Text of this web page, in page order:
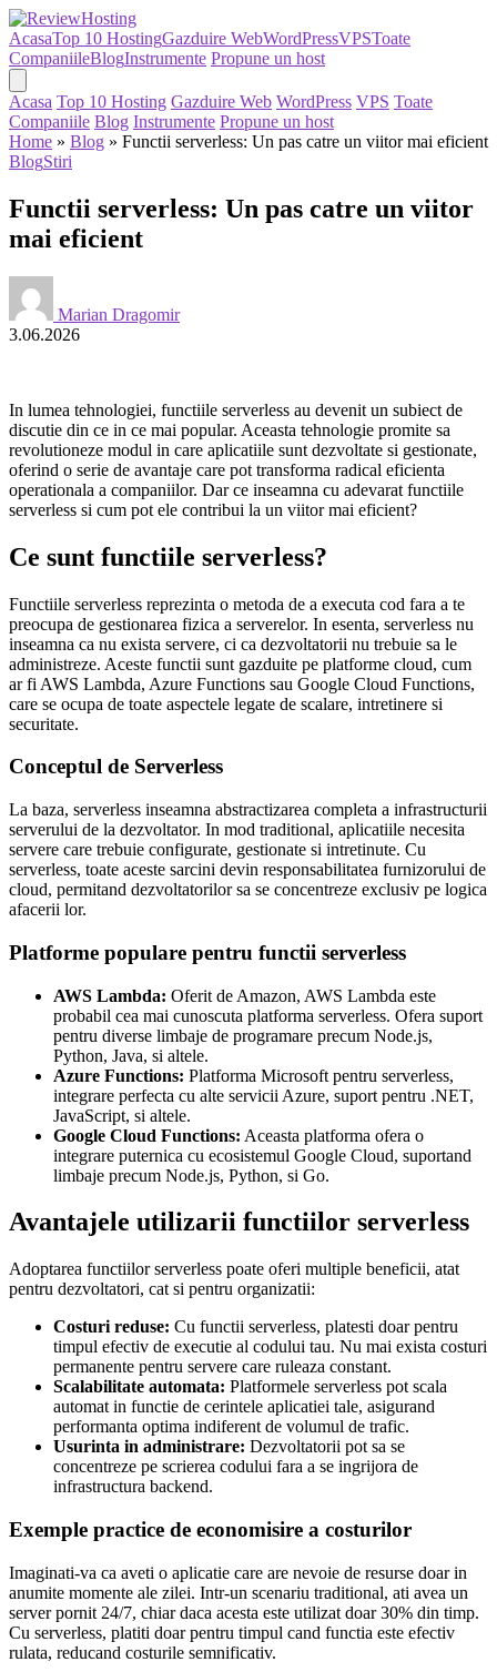
AcasaTop 10 HostingGazduire WebWordPressVPSToate
CompaniileBlogInstrumente Propune un host
Acasa Top 10 Hosting Gazduire Web WordPress VPS Toate
Companiile Blog Instrumente Propune un host
Home » Blog » Functii serverless: Un pas catre un viitor mai eficient
BlogStiri
Functii serverless: Un pas catre un viitor
mai eficient
Marian Dragomir
3.06.2026
In lumea tehnologiei, functiile serverless au devenit un subiect de
discutie din ce in ce mai popular. Aceasta tehnologie promite sa
revolutioneze modul in care aplicatiile sunt dezvoltate si gestionate,
oferind o serie de avantaje care pot transforma radical eficienta
operationala a companiilor. Dar ce inseamna cu adevarat functiile
serverless si cum pot ele contribui la un viitor mai eficient?
Ce sunt functiile serverless?
Functiile serverless reprezinta o metoda de a executa cod fara a te
preocupa de gestionarea fizica a serverelor. In esenta, serverless nu
inseamna ca nu exista servere, ci ca dezvoltatorii nu trebuie sa le
administreze. Aceste functii sunt gazduite pe platforme cloud, cum
ar fi AWS Lambda, Azure Functions sau Google Cloud Functions,
care se ocupa de toate aspectele legate de scalare, intretinere si
securitate.
Conceptul de Serverless
La baza, serverless inseamna abstractizarea completa a infrastructurii
serverului de la dezvoltator. In mod traditional, aplicatiile necesita
servere care trebuie configurate, gestionate si intretinute. Cu
serverless, toate aceste sarcini devin responsabilitatea furnizorului de
cloud, permitand dezvoltatorilor sa se concentreze exclusiv pe logica
afacerii lor.
Platforme populare pentru functii serverless
AWS Lambda: Oferit de Amazon, AWS Lambda este
probabil cea mai cunoscuta platforma serverless. Ofera suport
pentru diverse limbaje de programare precum Node.js,
Python, Java, si altele.
Azure Functions: Platforma Microsoft pentru serverless,
integrare perfecta cu alte servicii Azure, suport pentru .NET,
JavaScript, si altele.
Google Cloud Functions: Aceasta platforma ofera o
integrare puternica cu ecosistemul Google Cloud, suportand
limbaje precum Node.js, Python, si Go.
Avantajele utilizarii functiilor serverless
Adoptarea functiilor serverless poate oferi multiple beneficii, atat
pentru dezvoltatori, cat si pentru organizatii:
Costuri reduse: Cu functii serverless, platesti doar pentru
timpul efectiv de executie al codului tau. Nu mai exista costuri
permanente pentru servere care ruleaza constant.
Scalabilitate automata: Platformele serverless pot scala
automat in functie de cerintele aplicatiei tale, asigurand
performanta optima indiferent de volumul de trafic.
Usurinta in administrare: Dezvoltatorii pot sa se
concentreze pe scrierea codului fara a se ingrijora de
infrastructura backend.
Exemple practice de economisire a costurilor
Imaginati-va ca aveti o aplicatie care are nevoie de resurse doar in
anumite momente ale zilei. Intr-un scenariu traditional, ati avea un
server pornit 24/7, chiar daca acesta este utilizat doar 30% din timp.
Cu serverless, platiti doar pentru timpul cand functia este efectiv
rulata, reducand costurile semnificativ.